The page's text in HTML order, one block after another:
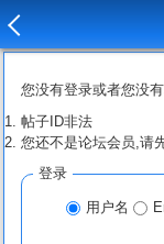
您没有登录或者您没
帖子ID非法
您还不是论坛会员,请
登录
用户名